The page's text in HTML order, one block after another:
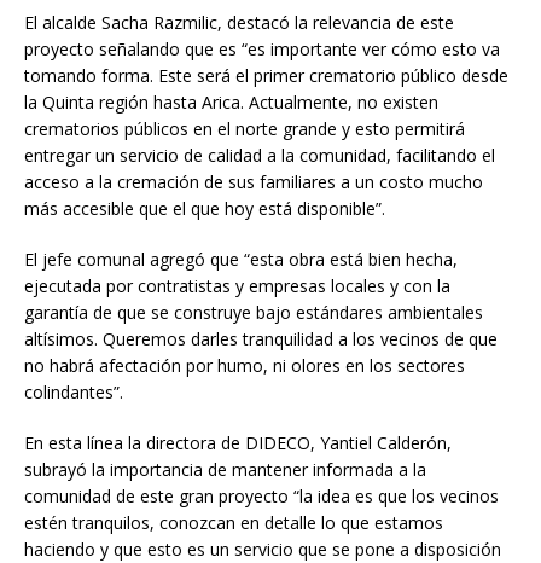
El alcalde Sacha Razmilic, destacó la relevancia de este
proyecto señalando que es “es importante ver cómo esto va
tomando forma. Este será el primer crematorio público desde
la Quinta región hasta Arica. Actualmente, no existen
crematorios públicos en el norte grande y esto permitirá
entregar un servicio de calidad a la comunidad, facilitando el
acceso a la cremación de sus familiares a un costo mucho
más accesible que el que hoy está disponible”.
El jefe comunal agregó que “esta obra está bien hecha,
ejecutada por contratistas y empresas locales y con la
garantía de que se construye bajo estándares ambientales
altísimos. Queremos darles tranquilidad a los vecinos de que
no habrá afectación por humo, ni olores en los sectores
colindantes”.
En esta línea la directora de DIDECO, Yantiel Calderón,
subrayó la importancia de mantener informada a la
comunidad de este gran proyecto “la idea es que los vecinos
estén tranquilos, conozcan en detalle lo que estamos
haciendo y que esto es un servicio que se pone a disposición